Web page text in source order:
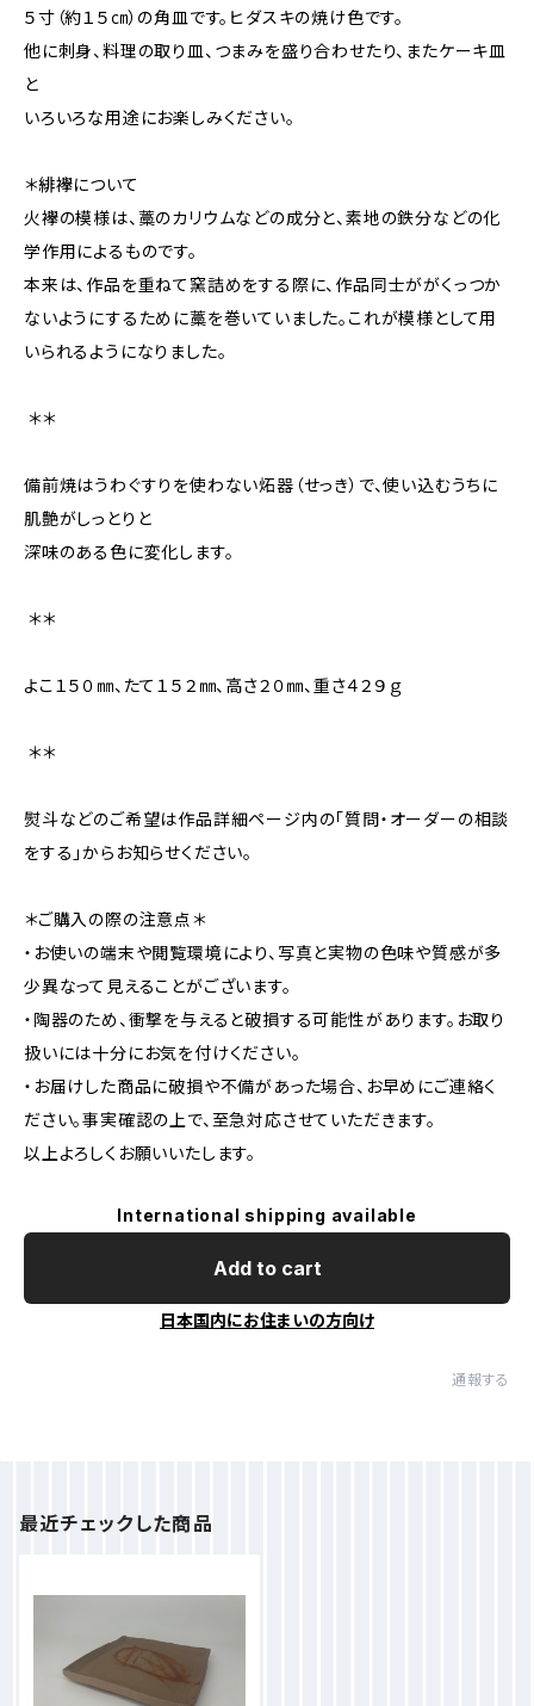
５寸（約１５㎝）の角皿です。ヒダスキの焼け色です。
他に刺身、料理の取り皿、つまみを盛り合わせたり、またケーキ皿
と
いろいろな用途にお楽しみください。
＊緋襷について
火襷の模様は、藁のカリウムなどの成分と、素地の鉄分などの化
学作用によるものです。
本来は、作品を重ねて窯詰めをする際に、作品同士ががくっつか
ないようにするために藁を巻いていました。これが模様として用
いられるようになりました。
――――――――――――＊＊――――――――――――
備前焼はうわぐすりを使わない炻器（せっき）で、使い込むうちに
肌艶がしっとりと
深味のある色に変化します。
――――――――――――＊＊――――――――――――
よこ１５０㎜、たて１５２㎜、高さ２０㎜、重さ４２９ｇ
――――――――――――＊＊――――――――――――
熨斗などのご希望は作品詳細ページ内の「質問・オーダーの相談
をする」からお知らせください。
＊ご購入の際の注意点＊
・お使いの端末や閲覧環境により、写真と実物の色味や質感が多
少異なって見えることがございます。
・陶器のため、衝撃を与えると破損する可能性があります。お取り
扱いには十分にお気を付けください。
・お届けした商品に破損や不備があった場合、お早めにご連絡く
ださい。事実確認の上で、至急対応させていただきます。
以上よろしくお願いいたします。
International shipping available
Add to cart
日本国内にお住まいの方向け
通報する
最近チェックした商品